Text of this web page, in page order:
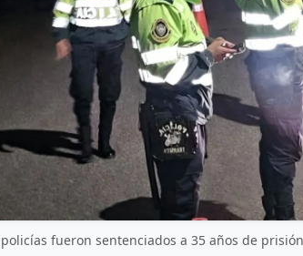
fueron sentenciados a 35 años de